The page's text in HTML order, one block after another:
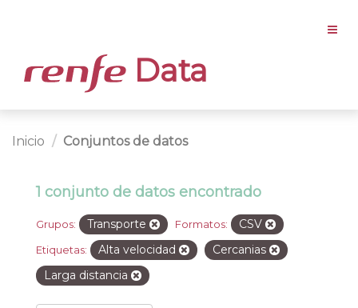
Data
Inicio Conjuntos de datos
1 conjunto de datos encontrado
Grupos: Transporte Formatos: CSV
Etiquetas: Alta velocidad
Cercanias
Larga distancia